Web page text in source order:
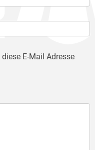
E-Mail Adresse